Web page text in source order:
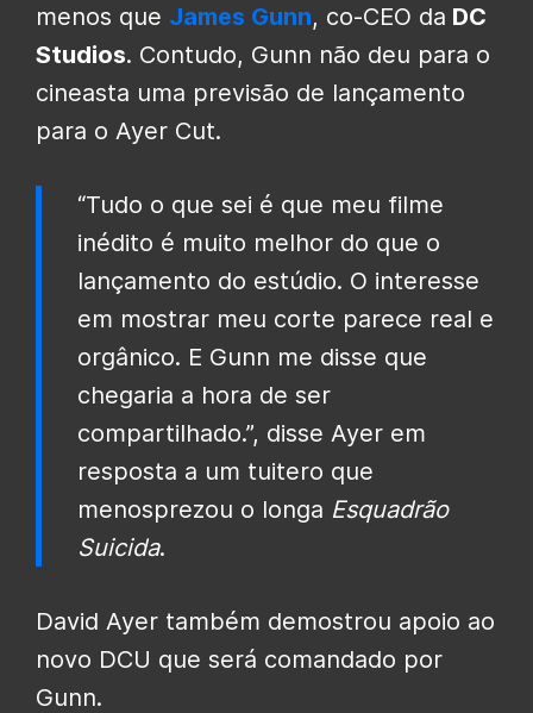
menos que James Gunn, co-CEO da DC
Studios. Contudo, Gunn não deu para o
cineasta uma previsão de lançamento
para o Ayer Cut.
“Tudo o que sei é que meu filme
inédito é muito melhor do que o
lançamento do estúdio. O interesse
em mostrar meu corte parece real e
orgânico. E Gunn me disse que
chegaria a hora de ser
compartilhado.”, disse Ayer em
resposta a um tuitero que
menosprezou o longa Esquadrão
Suicida.
David Ayer também demostrou apoio ao
novo DCU que será comandado por
Gunn.